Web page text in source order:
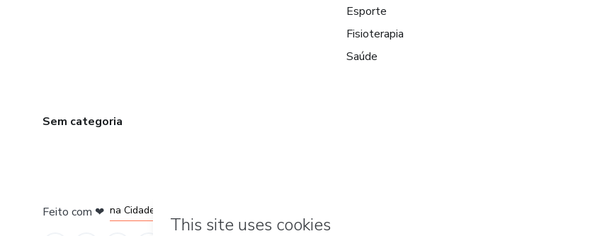
Esporte
Fisioterapia
Saúde
Sem categoria
Feito com ❤
em Belo Horizonte
na Cidade do México